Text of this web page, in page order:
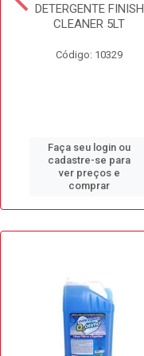
DETERGENTE FINISH
CLEANER 5LT
Código: 10329
Faça seu login ou
cadastre-se para
ver preços e
comprar